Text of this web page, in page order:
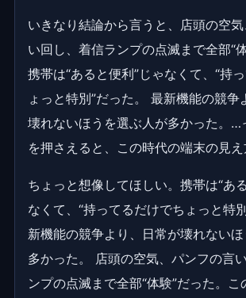
いきなり結論から言うと、店頭の空
い回し、着信ランプの点滅まで全部“体
携帯は“あると便利”じゃなくて、“持
ょっと特別”だった。 最新機能の競争
壊れないほうを選ぶ人が多かった。…
を押さえると、この時代の端末の見え
ちょっと想像してほしい。携帯は“あ
なくて、“持ってるだけでちょっと特
新機能の競争より、日常が壊れない
多かった。 店頭の空気、パンフの言
ンプの点滅まで全部“体験”だった。こ